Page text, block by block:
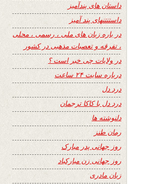
داستان های پندآمیز
داستنتنهای پند آمیز
در باره زبان های ملی ، رسمی ، محلی
، تفرقه و تعصبات مذهبی در کشور
در ولایات چی خبر است ؟
درباره سایت ۲۴ ساعت
درد دل
درد دل با کاکا ترجمان
دلنوشته ها
رمان طنز
روز جهانی پدر مبارک
روز جهانی زن مبارکباد
زبان مادری